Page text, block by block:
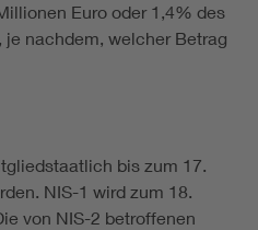
Euro oder 1,4% des
nachdem, welcher Betrag
bis zum 17.
NIS-1 wird zum 18.
von NIS-2 betroffenen